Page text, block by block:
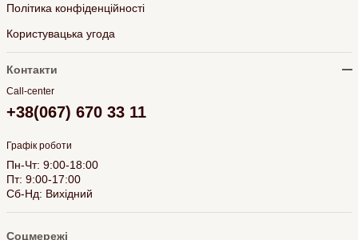
Політика конфіденційності
Користувацька угода
Контакти
Call-center
+38(067) 670 33 11
Графік роботи
Пн-Чт: 9:00-18:00
Пт: 9:00-17:00
Сб-Нд: Вихідний
Соцмережі